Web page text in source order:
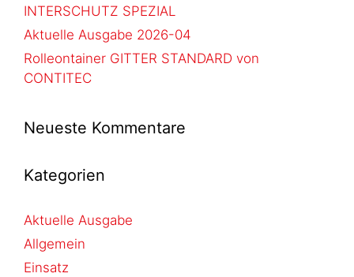
INTERSCHUTZ SPEZIAL
Aktuelle Ausgabe 2026-04
Rolleontainer GITTER STANDARD von
CONTITEC
Neueste Kommentare
Kategorien
Aktuelle Ausgabe
Allgemein
Einsatz